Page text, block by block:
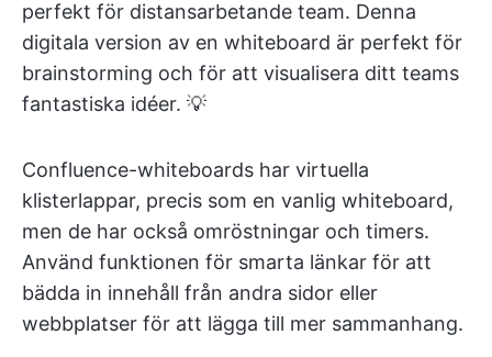
perfekt för distansarbetande team. Denna
digitala version av en whiteboard är perfekt för
brainstorming och för att visualisera ditt teams
fantastiska idéer. 💡
Confluence-whiteboards har virtuella
klisterlappar, precis som en vanlig whiteboard,
men de har också omröstningar och timers.
Använd funktionen för smarta länkar för att
bädda in innehåll från andra sidor eller
webbplatser för att lägga till mer sammanhang.